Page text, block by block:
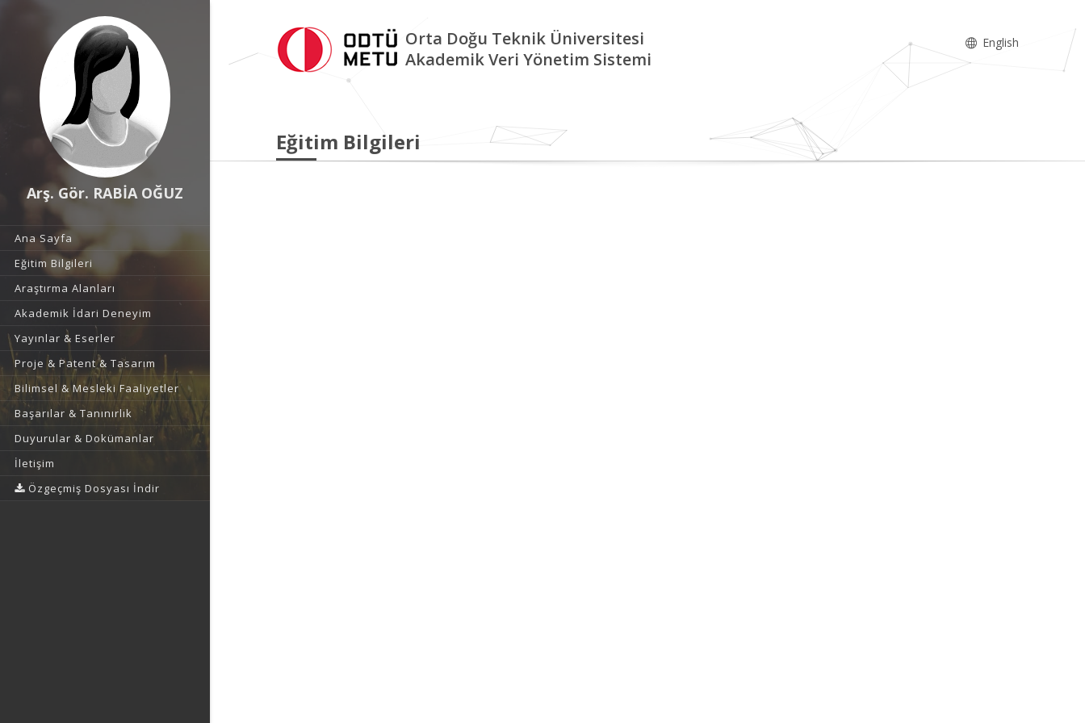
Arş. Gör. RABİA OĞUZ
Ana Sayfa
Eğitim Bilgileri
Araştırma Alanları
Akademik İdari Deneyim
Yayınlar & Eserler
Proje & Patent & Tasarım
Bilimsel & Mesleki Faaliyetler
Başarılar & Tanınırlık
Duyurular & Dokümanlar
İletişim
Özgeçmiş Dosyası İndir
Orta Doğu Teknik Üniversitesi
Akademik Veri Yönetim Sistemi
English
Eğitim Bilgileri